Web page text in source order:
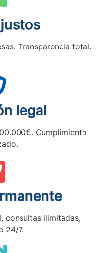
Transparencia total.
legal
Cumplimiento
consultas ilimitadas,
24/7.